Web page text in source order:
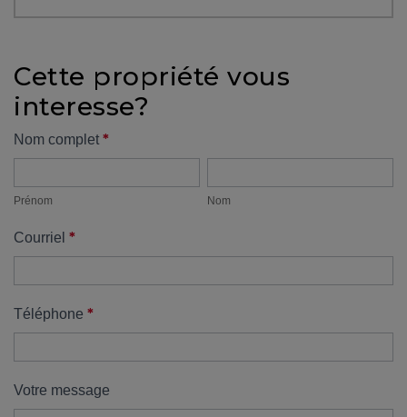
protégé!
outils
pour
financement
propriétaire
UNE
DÉCISION
!
de
démarrage
:
Cette propriété vous
interesse?
Formulaire
Nom complet *
Prénom Nom
Courriel *
Téléphone *
Votre message